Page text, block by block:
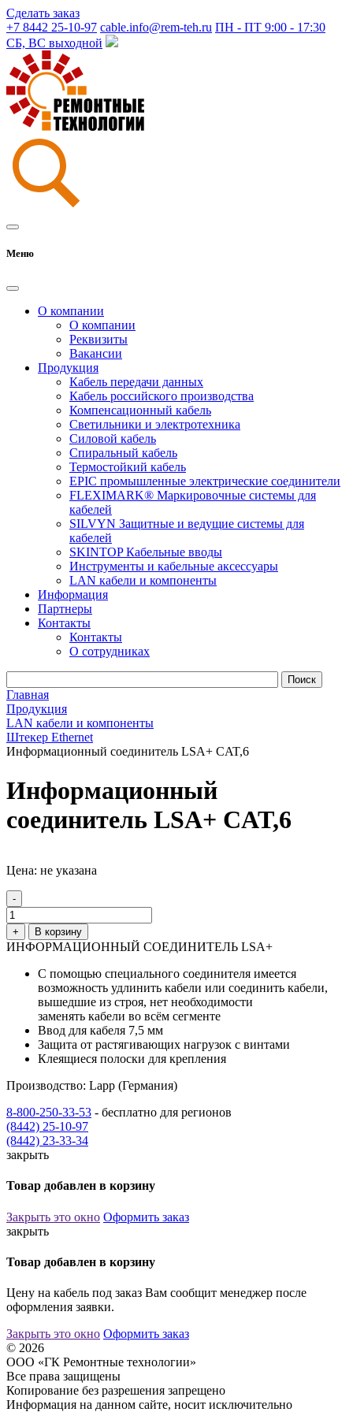
Сделать заказ
+7 8442 25-10-97 cable.info@rem-teh.ru ПН - ПТ 9:00 - 17:30
СБ, ВС выходной
Меню
О компании
О компании
Реквизиты
Вакансии
Продукция
Кабель передачи данных
Кабель российского производства
Компенсационный кабель
Светильники и электротехника
Силовой кабель
Спиральный кабель
Термостойкий кабель
EPIC промышленные электрические соединители
FLEXIMARK® Маркировочные системы для
кабелей
SILVYN Защитные и ведущие системы для
кабелей
SKINTOP Кабельные вводы
Инструменты и кабельные аксессуары
LAN кабели и компоненты
Информация
Партнеры
Контакты
Контакты
О сотрудниках
Главная
Продукция
LAN кабели и компоненты
Штекер Ethernet
Информационный соединитель LSA+ CAT,6
Информационный
соединитель LSA+ CAT,6
Цена: не указана
-
+ В корзину
ИНФОРМАЦИОННЫЙ СОЕДИНИТЕЛЬ LSA+
С помощью специального соединителя имеется
возможность удлинить кабели или соединить кабели,
вышедшие из строя, нет необходимости
заменять кабели во всём сегменте
Ввод для кабеля 7,5 мм
Защита от растягивающих нагрузок с винтами
Клеящиеся полоски для крепления
Производство: Lapp (Германия)
8-800-250-33-53 - бесплатно для регионов
(8442) 25-10-97
(8442) 23-33-34
закрыть
Товар добавлен в корзину
Закрыть это окно Оформить заказ
закрыть
Товар добавлен в корзину
Цену на кабель под заказ Вам сообщит менеджер после
оформления заявки.
Закрыть это окно Оформить заказ
© 2026
ООО «ГК Ремонтные технологии»
Все права защищены
Копирование без разрешения запрещено
Информация на данном сайте, носит исключительно